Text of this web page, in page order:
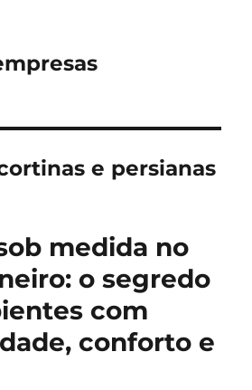
e persianas
medida no
o segredo
com
conforto e